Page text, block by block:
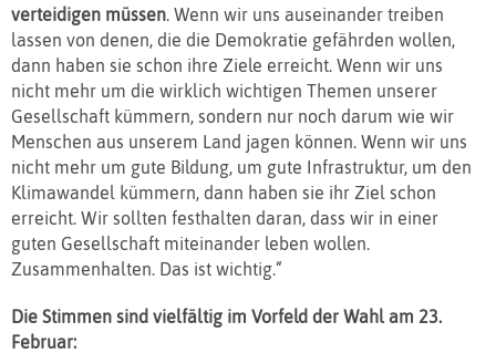
verteidigen müssen. Wenn wir uns auseinander treiben
lassen von denen, die die Demokratie gefährden wollen,
dann haben sie schon ihre Ziele erreicht. Wenn wir uns
nicht mehr um die wirklich wichtigen Themen unserer
Gesellschaft kümmern, sondern nur noch darum wie wir
Menschen aus unserem Land jagen können. Wenn wir uns
nicht mehr um gute Bildung, um gute Infrastruktur, um den
Klimawandel kümmern, dann haben sie ihr Ziel schon
erreicht. Wir sollten festhalten daran, dass wir in einer
guten Gesellschaft miteinander leben wollen.
Zusammenhalten. Das ist wichtig.“
Die Stimmen sind vielfältig im Vorfeld der Wahl am 23.
Februar: